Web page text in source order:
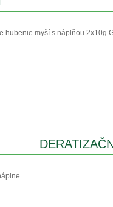
hubenie myší s náplňou 2x10g